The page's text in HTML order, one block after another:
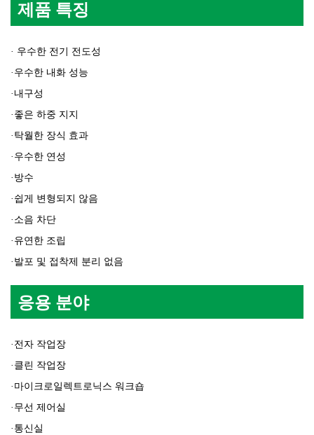
제품 특징
· 우수한 전기 전도성
· 우수한 내화 성능
· 내구성
· 좋은 하중 지지
· 탁월한 장식 효과
· 우수한 연성
· 방수
· 쉽게 변형되지 않음
· 소음 차단
· 유연한 조립
· 발포 및 접착제 분리 없음
응용 분야
· 전자 작업장
· 클린 작업장
· 마이크로일렉트로닉스 워크숍
· 무선 제어실
· 통신실